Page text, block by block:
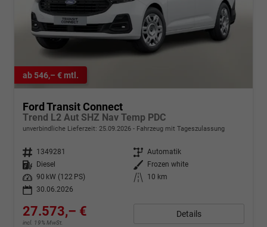
ab 546,– € mtl.
Ford Transit Connect
Trend L2 Aut SHZ Nav Temp PDC
unverbindliche Lieferzeit: 25.09.2026 Fahrzeug mit Tageszulassung
Fahrzeugnr. 1349281 Getriebe Automatik
Kraftstoff
Diesel Außenfarbe
Frozen white
Leistung
90 kW (122 PS) Kilometerstand
10 km
30.06.2026
27.573,– €
incl. 19% MwSt.
Details